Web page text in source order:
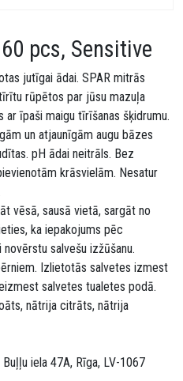
pcs, Sensitive
jutīgai ādai. SPAR mitrās
rūpētos par jūsu mazuļa
īpaši maigu tīrīšanas šķidrumu.
un atjaunīgām augu bāzes
pH ādai neitrāls. Bez
krāsvielām. Nesatur
vēsā, sausā vietā, sargāt no
ka iepakojums pēc
salvešu izžūšanu.
Izlietotās salvetes izmest
salvetes tualetes podā.
nātrija citrāts, nātrija
iela 47A, Rīga, LV-1067